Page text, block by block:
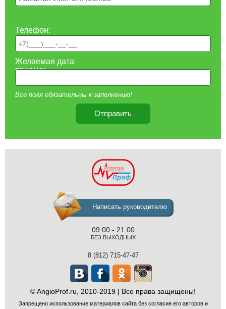
Телефон:
Желаемая дата
приема:
Все поля обязательны к заполнению!
Отправить
флебологии
Написать руководителю
09:00 - 21:00
БЕЗ ВЫХОДНЫХ
8 (812) 715-47-47
ВконтактеFacebookОдноклассники
Instagram
© AngioProf.ru, 2010-2019 | Все права защищены!
Запрещено использование материалов сайта без согласия его авторов и